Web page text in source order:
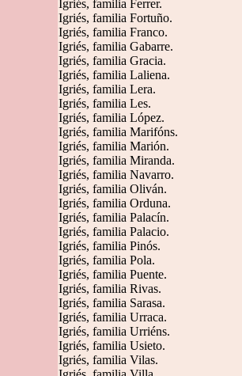
Igriés, familia Ferrer.
Igriés, familia Fortuño.
Igriés, familia Franco.
Igriés, familia Gabarre.
Igriés, familia Gracia.
Igriés, familia Laliena.
Igriés, familia Lera.
Igriés, familia Les.
Igriés, familia López.
Igriés, familia Marifóns.
Igriés, familia Marión.
Igriés, familia Miranda.
Igriés, familia Navarro.
Igriés, familia Oliván.
Igriés, familia Orduna.
Igriés, familia Palacín.
Igriés, familia Palacio.
Igriés, familia Pinós.
Igriés, familia Pola.
Igriés, familia Puente.
Igriés, familia Rivas.
Igriés, familia Sarasa.
Igriés, familia Urraca.
Igriés, familia Urriéns.
Igriés, familia Usieto.
Igriés, familia Vilas.